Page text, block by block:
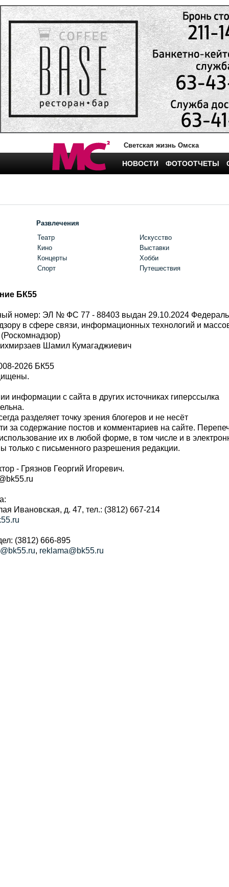
Светская жизнь Омска
НОВОСТИ ФОТООТЧЕТЫ
Развлечения
Театр
Кино
Концерты
Спорт
Искусство
Выставки
Хобби
Путешествия
БК55
номер: ЭЛ № ФС 77 - 88403 выдан 29.10.2024
в сфере связи, информационных технологий и
Шамил Кумагаджиевич
2026 БК55
информации с сайта в других источниках гиперссылка
разделяет точку зрения блогеров и не несёт
за содержание постов и комментариев на сайте.
их в любой форме, в том числе и в
с письменного разрешения редакции.
- Грязнов Георгий Игоревич.
Ивановская, д. 47, тел.: (3812) 667-214
(3812) 666-895
, reklama@bk55.ru